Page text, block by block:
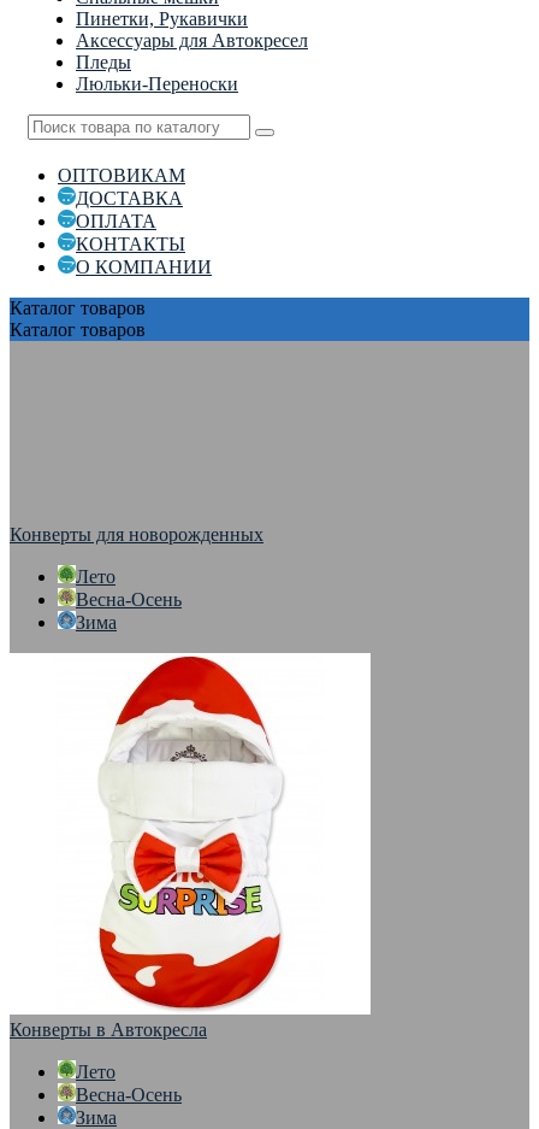
Пинетки, Рукавички
Аксессуары для Автокресел
Пледы
Люльки-Переноски
ОПТОВИКАМ
ДОСТАВКА
ОПЛАТА
КОНТАКТЫ
О КОМПАНИИ
Каталог товаров
Каталог товаров
Конверты для новорожденных
Лето
Весна-Осень
Зима
Конверты в Автокресла
Лето
Весна-Осень
Зима